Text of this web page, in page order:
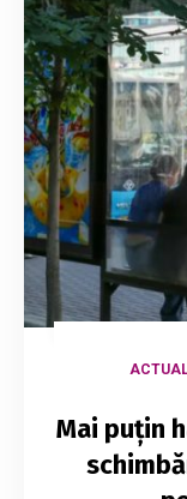
Mai puțin